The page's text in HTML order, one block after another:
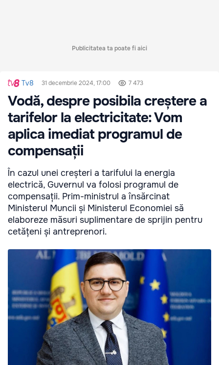
Publicitatea ta poate fi aici
Tv8 31 decembrie 2024, 17:00 7 473
Vodă, despre posibila creștere a
tarifelor la electricitate: Vom
aplica imediat programul de
compensații
În cazul unei creșteri a tarifului la energia
electrică, Guvernul va folosi programul de
compensații. Prim-ministrul a însărcinat
Ministerul Muncii și Ministerul Economiei să
elaboreze măsuri suplimentare de sprijin pentru
cetățeni și antreprenori.